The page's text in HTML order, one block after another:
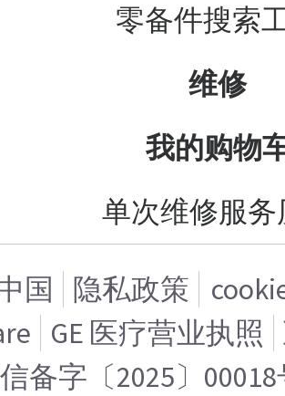
零备件搜索
维修
我的购物
单次维修服务
国 隐私政策
GE 医疗营业执照
备字〔2025〕